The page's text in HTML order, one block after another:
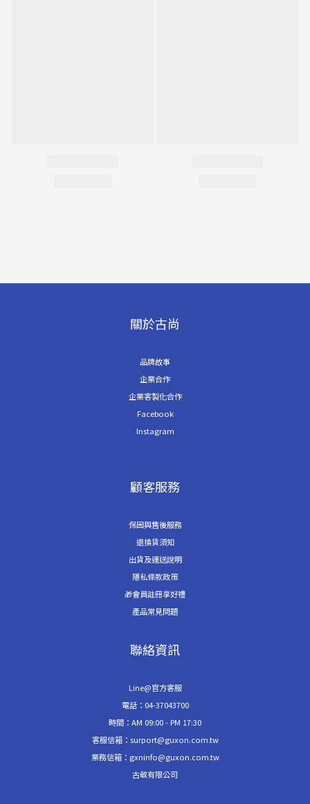
關於古尚
品牌故事
企業合作
企業客製化合作
Facebook
Instagram
顧客服務
保固與售後服務
退換貨須知
出貨及運送說明
隱私條款政策
🎁會員註冊享好禮
產品常見問題
聯絡資訊
Line@官方客服
電話：04-37043700
時間：AM 09:00 - PM 17:30
客服信箱：surport@guxon.com.tw
業務信箱：gxninfo@guxon.com.tw
古敬有限公司